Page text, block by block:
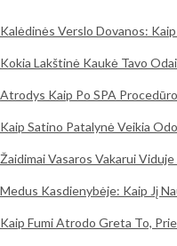
Kalėdinės Verslo Dovanos:
Kokia Lakštinė Kaukė Tavo
Atrodys Kaip Po SPA
Kaip Satino Patalynė Veikia
Žaidimai Vasaros Vakarui
Medus Kasdienybėje: Kaip Jį
Kaip Fumi Atrodo Greta To,